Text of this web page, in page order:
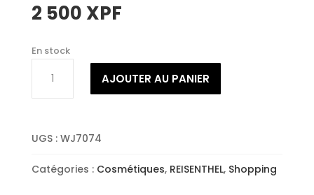
2 500 XPF
En stock
REISENTHEL
Grey
AJOUTER AU PANIER
UGS : WJ7074
Catégories : Cosmétiques, REISENTHEL, Shopping